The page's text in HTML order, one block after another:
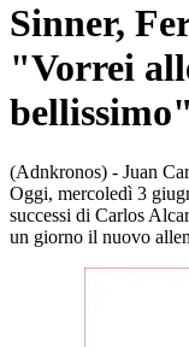
Sinner,
"Vorrei
bellissimo"
(Adnkronos) - Juan
Oggi, mercoledì 3
successi di Carlos
un giorno il nuovo